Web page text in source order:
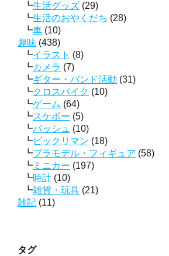
生活グッズ (29)
生活のおやくだち (28)
車 (10)
趣味 (438)
イラスト (8)
カメラ (7)
ギター・バンド活動 (31)
クロスバイク (10)
ゲーム (64)
スケボー (5)
バッシュ (10)
ビックリマン (18)
プラモデル・フィギュア (58)
ミニカー (197)
時計 (10)
雑貨・玩具 (21)
雑記 (11)
タグ